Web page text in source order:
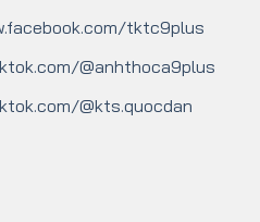
tktc9plus
@anhthoca9plus
@kts.quocdan